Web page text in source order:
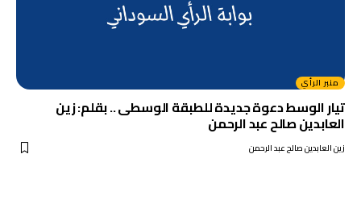
منبر الرأي
تيار الوسط دعوة جديدة للطبقة الوسطى .. بقلم: زين
العابدين صالح عبد الرحمن
زين العابدين صالح عبد الرحمن